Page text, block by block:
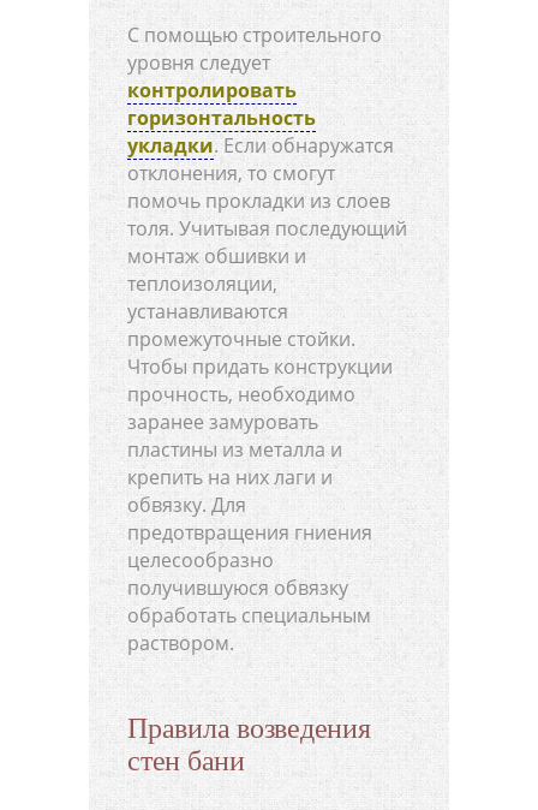
С помощью строительного
уровня следует
контролировать
горизонтальность
укладки. Если обнаружатся
отклонения, то смогут
помочь прокладки из слоев
толя. Учитывая последующий
монтаж обшивки и
теплоизоляции,
устанавливаются
промежуточные стойки.
Чтобы придать конструкции
прочность, необходимо
заранее замуровать
пластины из металла и
крепить на них лаги и
обвязку. Для
предотвращения гниения
целесообразно
получившуюся обвязку
обработать специальным
раствором.
Правила возведения
стен бани